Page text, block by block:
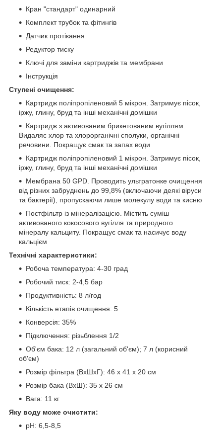
Кран "стандарт" одинарний
Комплект трубок та фітингів
Датчик протікання
Редуктор тиску
Ключі для заміни картриджів та мембрани
Інструкція
Ступені очищення:
Картридж поліпропіленовий 5 мікрон. Затримує пісок,
іржу, глину, бруд та інші механічні домішки
Картридж з активованим брикетованим вугіллям.
Видаляє хлор та хлорорганічні сполуки, органічні
речовини. Покращує смак та запах води
Картридж поліпропіленовий 1 мікрон. Затримує пісок,
іржу, глину, бруд та інші механічні домішки
Мембрана 50 GPD. Проводить ультратонке очищення
від різних забруднень до 99,8% (включаючи деякі віруси
та бактерії), пропускаючи лише молекулу води та кисню
Постфільтр із мінералізацією. Містить суміш
активованого кокосового вугілля та природного
мінералу кальциту. Покращує смак та насичує воду
кальцієм
Технічні характеристики:
Робоча температура: 4-30 град
Робочий тиск: 2-4,5 бар
Продуктивність: 8 л/год
Кількість етапів очищення: 5
Конверсія: 35%
Підключення: різьблення 1/2
Об'єм бака: 12 л (загальний об'єм); 7 л (корисний
об'єм)
Розмір фільтра (ВхШхГ): 46 x 41 x 20 см
Розмір бака (ВхШ): 35 х 26 см
Вага: 11 кг
Яку воду може очистити:
pH: 6,5-8,5